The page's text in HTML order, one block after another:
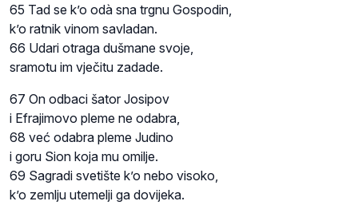
65 Tad se k’o odà sna trgnu Gospodin,
k’o ratnik vinom savladan.
66 Udari otraga dušmane svoje,
sramotu im vječitu zadade.
67 On odbaci šator Josipov
i Efrajimovo pleme ne odabra,
68 već odabra pleme Judino
i goru Sion koja mu omilje.
69 Sagradi svetište k’o nebo visoko,
k’o zemlju utemelji ga dovijeka.